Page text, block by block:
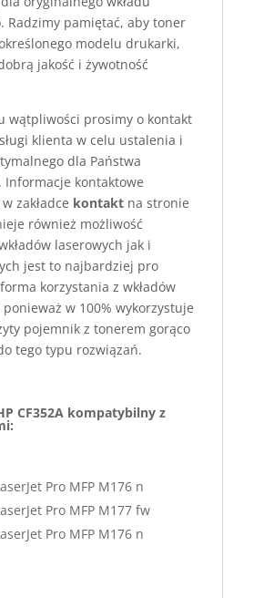
Radzimy pamiętać, aby toner
modelu drukarki,
jakość i żywotność
wątpliwości prosimy o kontakt
klienta w celu ustalenia i
dla Państwa
Informacje kontaktowe
zakładce kontakt na stronie
również możliwość
laserowych jak i
jest to najbardziej pro
korzystania z wkładów
w 100% wykorzystuje
pojemnik z tonerem gorąco
tego typu rozwiązań.
CF352A kompatybilny z
Pro MFP M176 n
Pro MFP M177 fw
Pro MFP M176 n